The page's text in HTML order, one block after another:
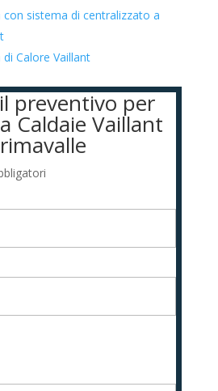
con sistema di centralizzato a
Calore Vaillant
preventivo per
Caldaie Vaillant